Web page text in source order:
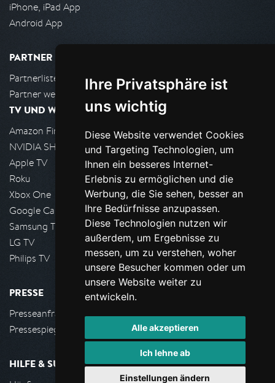
Ihre Privatsphäre ist
uns wichtig
Diese Website verwendet Cookies
und Targeting Technologien, um
Ihnen ein besseres Internet-
Erlebnis zu ermöglichen und die
Werbung, die Sie sehen, besser an
Ihre Bedürfnisse anzupassen.
Diese Technologien nutzen wir
außerdem, um Ergebnisse zu
messen, um zu verstehen, woher
unsere Besucher kommen oder um
unsere Website weiter zu
entwickeln.
Alle akzeptieren
Ich lehne ab
Einstellungen ändern
iPhone, iPad App
Android App
PARTNER
Partnerliste
Partner werden
TV UND WOHNZIMMER
Amazon FireTV
NVIDIA SHIELD, Google TV
Apple TV
Roku
Xbox One
Google Cast
Samsung TV
LG TV
Philips TV
PRESSE
Presseanfrage stellen
Pressespiegel
HILFE & SUPPORT